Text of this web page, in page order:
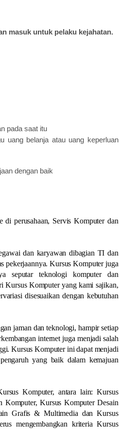
masuk untuk pelaku kejahatan.
pada saat itu
uang belanja atau uang keperluan
dengan baik
perusahaan, Servis Komputer dan
dan karyawan dibagian TI dan
pekerjaannya. Kursus Komputer juga
seputar teknologi komputer dan
Kursus Komputer yang kami sajikan,
disesuaikan dengan kebutuhan
jaman dan teknologi, hampir setiap
internet juga menjadi salah
Kursus Komputer ini dapat menjadi
yang baik dalam kemajuan
Komputer, antara lain: Kursus
Komputer, Kursus Komputer Desain
Grafis & Multimedia dan Kursus
mengembangkan kriteria Kursus